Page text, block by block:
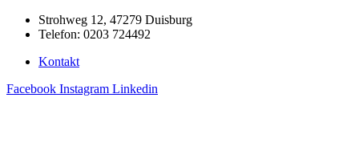
Zum
Inhalt
Strohweg 12, 47279 Duisburg
Telefon: 0203 724492
Kontakt
Facebook Instagram Linkedin